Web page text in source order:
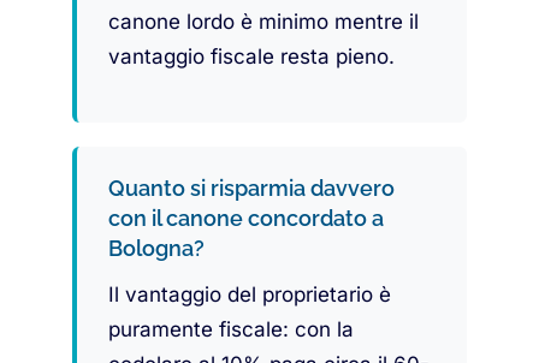
canone lordo è minimo mentre il
vantaggio fiscale resta pieno.
Quanto si risparmia davvero
con il canone concordato a
Bologna?
Il vantaggio del proprietario è
puramente fiscale: con la